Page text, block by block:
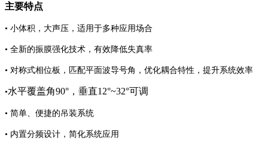
主要特点
• 小体积，大声压，适用于多种应用场合
• 全新的振膜强化技术，有效降低失真率
• 对称式相位板，匹配平面波导号角，优化耦合特性，提升系统效率
•水平覆盖角90°，垂直12°~32°可调
• 简单、便捷的吊装系统
• 内置分频设计，简化系统应用